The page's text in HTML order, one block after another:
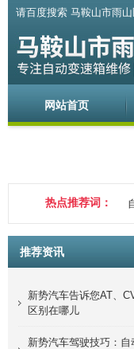
请百度搜索 马鞍山市雨
网站首页
热点推荐词：
推荐资讯
新势汽车告诉您AT、
区别在哪儿
新势汽车驾驶技巧：自